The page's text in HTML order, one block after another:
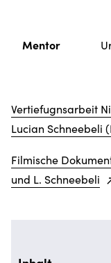
Mentor
Vertiefugnsarbeit
Lucian Schneebeli
Filmische
und L. Schneebeli